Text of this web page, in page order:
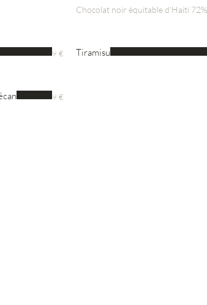
Chocolat noir équitable d'Haiti 72%
9 € Tiramisu
9 €